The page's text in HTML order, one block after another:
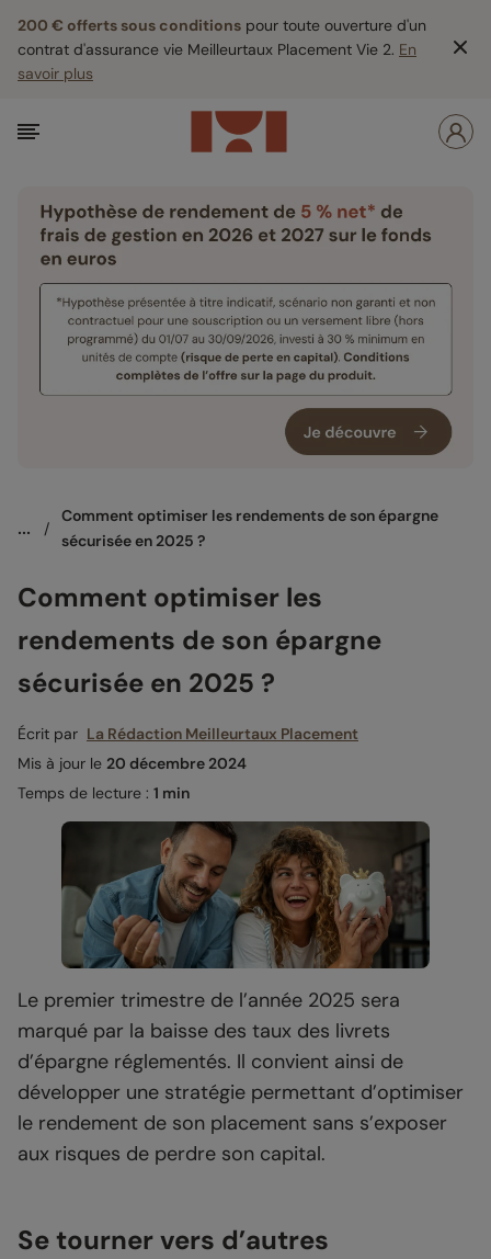
200 € offerts sous conditions pour toute ouverture d'un
contrat d'assurance vie Meilleurtaux Placement Vie 2. En
savoir plus
... /
Comment optimiser les rendements de son épargne
sécurisée en 2025 ?
Comment optimiser les
rendements de son épargne
sécurisée en 2025 ?
Écrit par La Rédaction Meilleurtaux Placement
Mis à jour le 20 décembre 2024
Temps de lecture : 1 min
Le premier trimestre de l’année 2025 sera
marqué par la baisse des taux des livrets
d’épargne réglementés. Il convient ainsi de
développer une stratégie permettant d’optimiser
le rendement de son placement sans s’exposer
aux risques de perdre son capital.
Se tourner vers d’autres